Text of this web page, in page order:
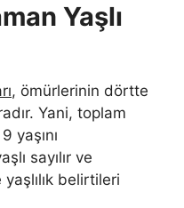
Yaşlı
, ömürlerinin dörtte
Yani, toplam
yaşını
sayılır ve
belirtileri